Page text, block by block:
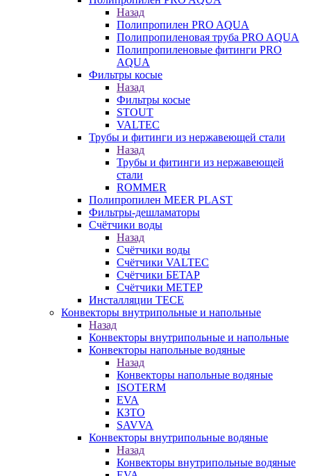
Назад
Полипропилен PRO AQUA
Полипропиленовая труба PRO AQUA
Полипропиленовые фитинги PRO
AQUA
Фильтры косые
Назад
Фильтры косые
STOUT
VALTEC
Трубы и фитинги из нержавеющей стали
Назад
Трубы и фитинги из нержавеющей
стали
ROMMER
Полипропилен MEER PLAST
Фильтры-дешламаторы
Счётчики воды
Назад
Счётчики воды
Счётчики VALTEC
Счётчики БЕТАР
Счётчики МЕТЕР
Инсталляции TECE
Конвекторы внутрипольные и напольные
Назад
Конвекторы внутрипольные и напольные
Конвекторы напольные водяные
Назад
Конвекторы напольные водяные
ISOTERM
EVA
КЗТО
SAVVA
Конвекторы внутрипольные водяные
Назад
Конвекторы внутрипольные водяные